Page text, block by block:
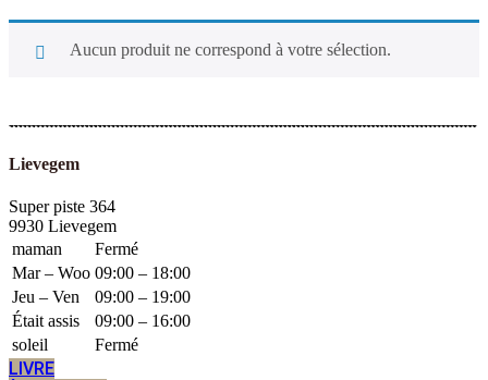
Aucun produit ne correspond à votre sélection.
Lievegem
Super piste 364
9930 Lievegem
maman
Fermé
Mar – Woo 09:00 – 18:00
Jeu – Ven
09:00 – 19:00
Était assis
09:00 – 16:00
soleil
Fermé
LIVRE